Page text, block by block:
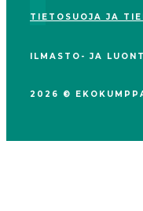
TIETOSUOJA JA
ILMASTO- JA
2026 ©